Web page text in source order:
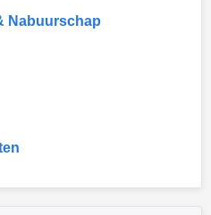
Nabuurschap